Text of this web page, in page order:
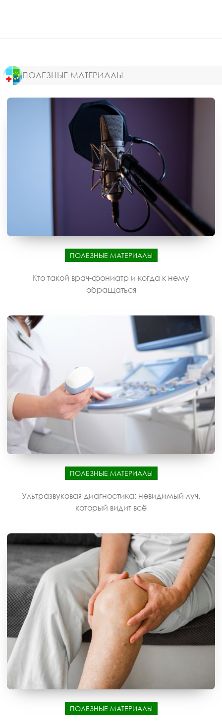
ПОЛЕЗНЫЕ МАТЕРИАЛЫ
ПОЛЕЗНЫЕ МАТЕРИАЛЫ
Кто такой врач-фониатр и когда к нему
обращаться
ПОЛЕЗНЫЕ МАТЕРИАЛЫ
Ультразвуковая диагностика: невидимый луч,
который видит всё
ПОЛЕЗНЫЕ МАТЕРИАЛЫ